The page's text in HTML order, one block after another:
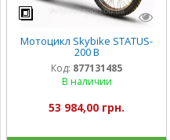
Мотоцикл Skybike STATUS-
200 B
Код: 877131485
В наличии
53 984,00 грн.